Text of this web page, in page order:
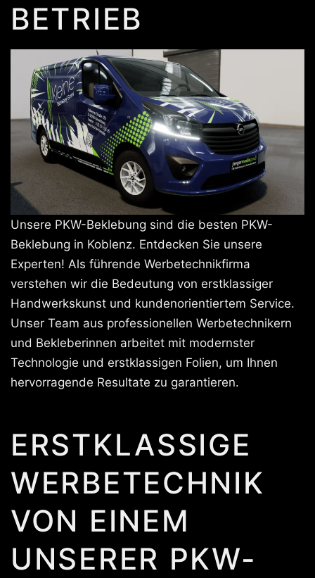
BETRIEB
Unsere PKW-Beklebung sind die besten PKW-
Beklebung in Koblenz. Entdecken Sie unsere
Experten! Als führende Werbetechnikfirma
verstehen wir die Bedeutung von erstklassiger
Handwerkskunst und kundenorientiertem Service.
Unser Team aus professionellen Werbetechnikern
und Bekleberinnen arbeitet mit modernster
Technologie und erstklassigen Folien, um Ihnen
hervorragende Resultate zu garantieren.
ERSTKLASSIGE
WERBETECHNIK
VON EINEM
UNSERER PKW-